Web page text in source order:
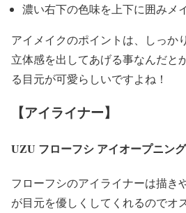
濃い右下の色味を上下に囲みメ
アイメイクのポイントは、しっかり
立体感を出してあげる事なんだと
る目元が可愛らしいですよね！
【アイライナー】
UZU フローフシ アイオープニン
フローフシのアイライナーは描き
が目元を優しくしてくれるので